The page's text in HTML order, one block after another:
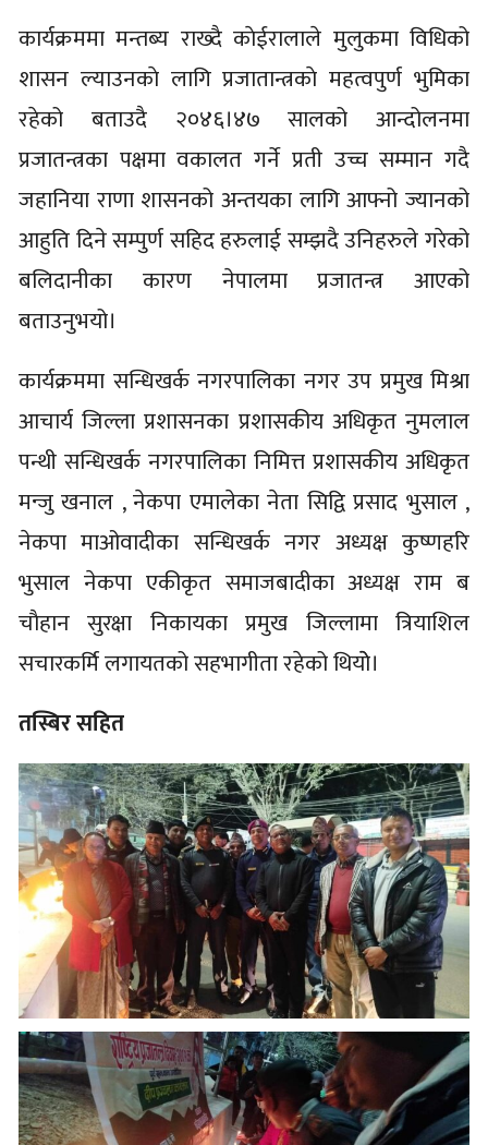
कार्यक्रममा मन्तब्य राख्दै काेईरालाले मुलुकमा विधिको
शासन ल्याउनकाे लागि प्रजातान्त्रकाे महत्वपुर्ण भुमिका
रहेको बताउदै २०४६।४७ सालको आन्दोलनमा
प्रजातन्त्रका पक्षमा वकालत गर्ने प्रती उच्च सम्मान गदै
जहानिया राणा शासनको अन्तयका लागि आफ्नो ज्यानको
आहुति दिने सम्पुर्ण सहिद हरुलाई सम्झदै उनिहरुले गरेको
बलिदानीका कारण नेपालमा प्रजातन्त्र आएको
बताउनुभयो।
कार्यक्रममा सन्धिखर्क नगरपालिका नगर उप प्रमुख मिश्रा
आचार्य जिल्ला प्रशासनका प्रशासकीय अधिकृत नुमलाल
पन्थी सन्धिखर्क नगरपालिका निमित्त प्रशासकीय अधिकृत
मन्जु खनाल , नेकपा एमालेका नेता सिद्वि प्रसाद भुसाल ,
नेकपा माओवादीका सन्धिखर्क नगर अध्यक्ष कुष्णहरि
भुसाल नेकपा एकीकृत समाजबादीका अध्यक्ष राम ब
चाैहान सुरक्षा निकायका प्रमुख जिल्लामा त्रियाशिल
सचारकर्मि लगायतको सहभागीता रहेको थियोे।
तस्बिर सहित